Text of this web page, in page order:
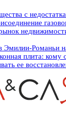
с
Эмилии-Романьи
плита: кому
ее